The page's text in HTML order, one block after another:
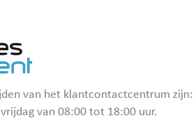
van het klantcontactcentrum zijn:
van 08:00 tot 18:00 uur.